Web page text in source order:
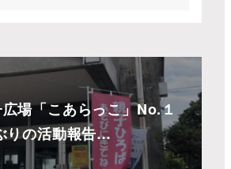
場「こあらっこ」No.１
りの活動報告…